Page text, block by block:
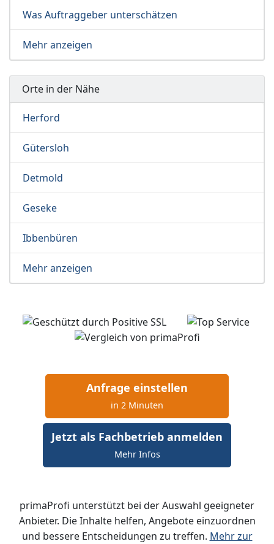
Was Auftraggeber unterschätzen
Mehr anzeigen
Orte in der Nähe
Herford
Gütersloh
Detmold
Geseke
Ibbenbüren
Mehr anzeigen
Anfrage einstellen
in 2 Minuten
Jetzt als Fachbetrieb anmelden
Mehr Infos
primaProfi unterstützt bei der Auswahl geeigneter
Anbieter. Die Inhalte helfen, Angebote einzuordnen
und bessere Entscheidungen zu treffen. Mehr zur